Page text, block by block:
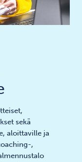
sekä
aloittaville ja
,